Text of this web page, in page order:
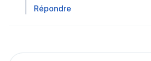
Répondre